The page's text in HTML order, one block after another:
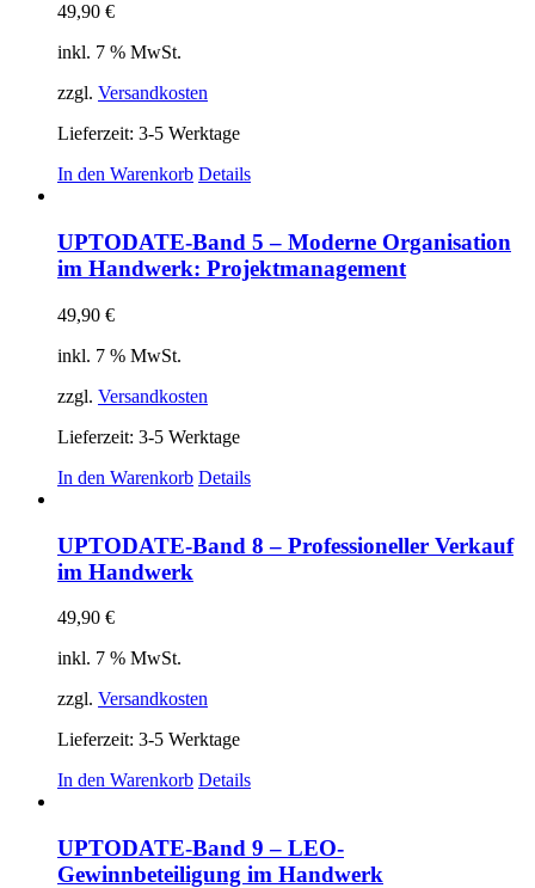
49,90 €
inkl. 7 % MwSt.
zzgl. Versandkosten
Lieferzeit: 3-5 Werktage
In den Warenkorb Details
UPTODATE-Band 5 – Moderne Organisation
im Handwerk: Projektmanagement
49,90 €
inkl. 7 % MwSt.
zzgl. Versandkosten
Lieferzeit: 3-5 Werktage
In den Warenkorb Details
UPTODATE-Band 8 – Professioneller Verkauf
im Handwerk
49,90 €
inkl. 7 % MwSt.
zzgl. Versandkosten
Lieferzeit: 3-5 Werktage
In den Warenkorb Details
UPTODATE-Band 9 – LEO-
Gewinnbeteiligung im Handwerk